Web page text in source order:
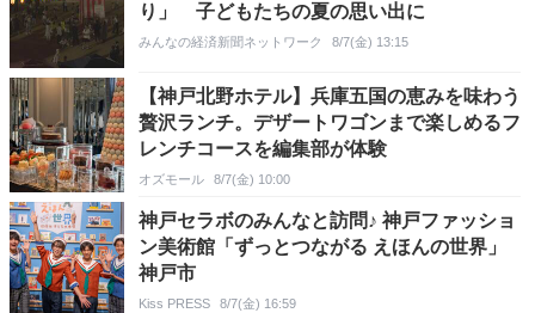
り」 子どもたちの夏の思い出に
みんなの経済新聞ネットワーク 8/7(金) 13:15
【神戸北野ホテル】兵庫五国の恵みを味わう
贅沢ランチ。デザートワゴンまで楽しめるフ
レンチコースを編集部が体験
オズモール 8/7(金) 10:00
神戸セラボのみんなと訪問♪ 神戸ファッショ
ン美術館「ずっとつながる えほんの世界」
神戸市
Kiss PRESS 8/7(金) 16:59